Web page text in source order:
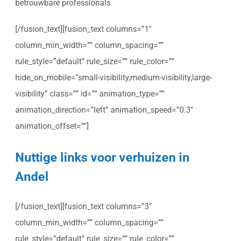
betrouwbare professionals
[/fusion_text][fusion_text columns=”1″
column_min_width=”” column_spacing=””
rule_style=”default” rule_size=”” rule_color=””
hide_on_mobile=”small-visibility,medium-visibility,large-
visibility” class=”” id=”” animation_type=””
animation_direction=”left” animation_speed=”0.3″
animation_offset=””]
Nuttige links voor verhuizen in
Andel
[/fusion_text][fusion_text columns=”3″
column_min_width=”” column_spacing=””
rule_style=”default” rule_size=”” rule_color=””